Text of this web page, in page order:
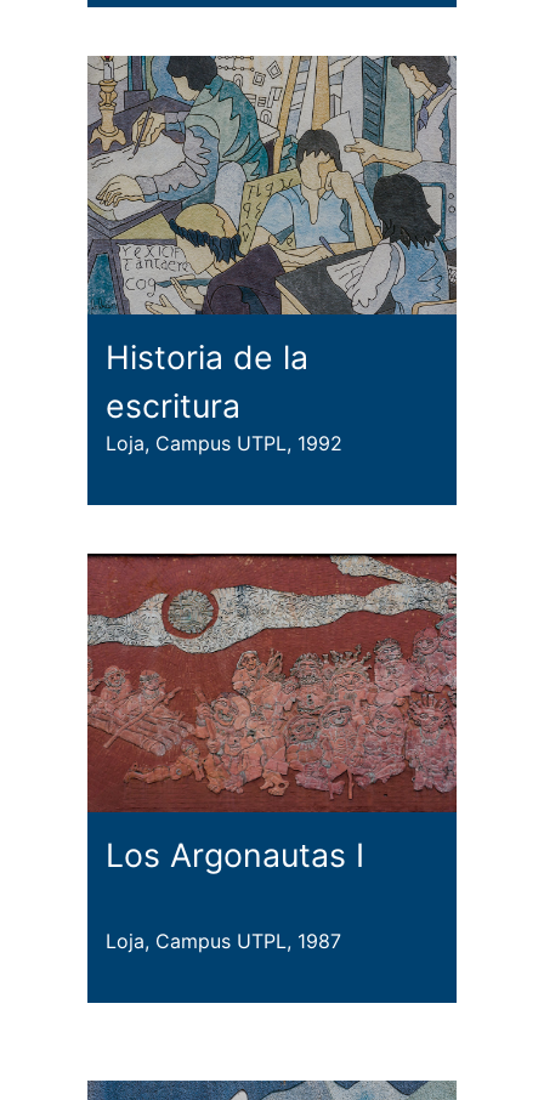
Historia de la
escritura
Loja, Campus UTPL, 1992
Los Argonautas I
Loja, Campus UTPL, 1987